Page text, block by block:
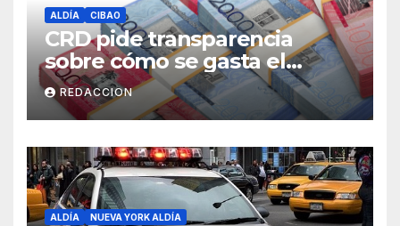
ALDÍA CIBAO
CRD pide transparencia
sobre cómo se gasta el
dinero del Seguro Familiar de
Salud
REDACCION
ALDÍA NUEVA YORK ALDÍA